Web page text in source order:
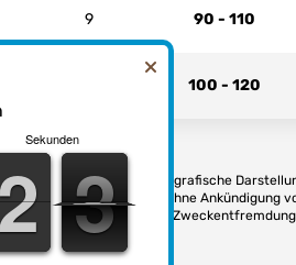
9 90 - 110
100 - 120
in Gramm. Für die fotografische
uns jederzeit Änderung ohne
Bei
Sekunden
1
1
2
2 2
2
1